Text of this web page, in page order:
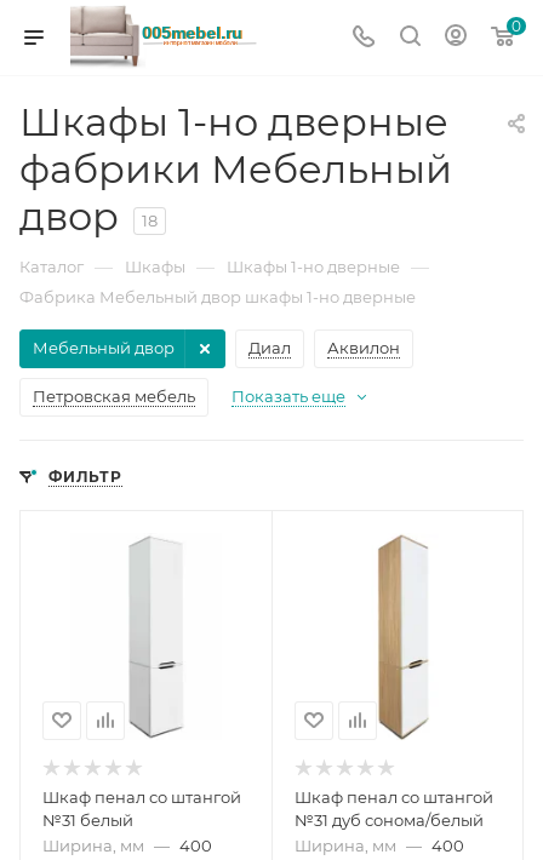
0
Шкафы 1-но дверные
фабрики Мебельный
двор
18
Каталог — Шкафы — Шкафы 1-но дверные —
Фабрика Мебельный двор шкафы 1-но дверные
Диал Аквилон
Петровская мебель
Мебельный двор
Показать еще
ФИЛЬТР
Шкаф пенал со штангой
№31 белый
Ширина, мм — 400
Шкаф пенал со штангой
№31 дуб сонома/белый
Ширина, мм — 400